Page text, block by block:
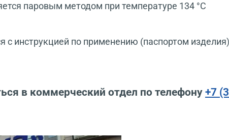
паровым методом при температуре 134 °С
инструкцией по применению (паспортом
в коммерческий отдел по телефону +7